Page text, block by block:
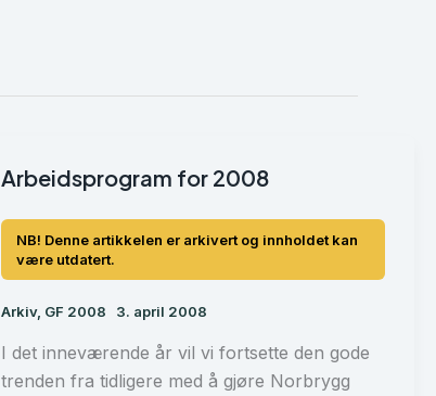
Arbeidsprogram for 2008
Arkiv, GF 2008 3. april 2008
I det inneværende år vil vi fortsette den gode
trenden fra tidligere med å gjøre Norbrygg